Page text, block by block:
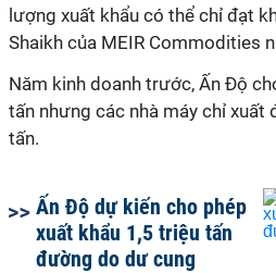
lượng xuất khẩu có thể chỉ đạt
Shaikh của MEIR Commodities
Năm kinh doanh trước, Ấn Độ
tấn nhưng các nhà máy chỉ
tấn.
Ấn Độ dự kiến cho phép
xuất khẩu 1,5 triệu tấn
đường do dư cung